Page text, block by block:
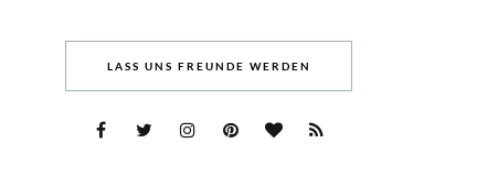
LASS UNS FREUNDE WERDEN